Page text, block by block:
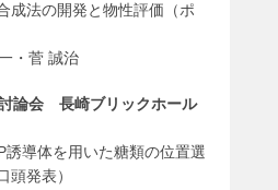
成法の開発と物性評価（ポ
・菅 誠治
論会 長崎ブリックホール
誘導体を用いた糖類の位置選
頭発表）